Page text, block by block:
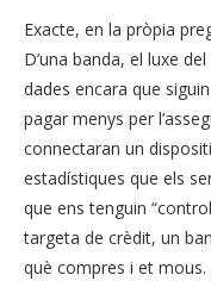
Exacte, en la pròpia
D’una banda, el luxe
dades encara que
pagar menys per
connectaran un
estadístiques que els
que ens tenguin
targeta de crèdit, un
què compres i et